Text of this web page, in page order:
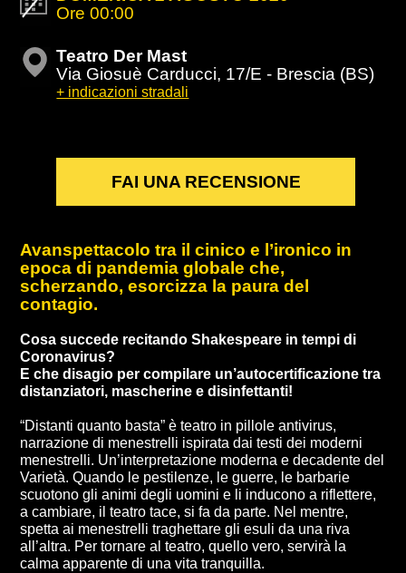
Ore 00:00
Teatro Der Mast
Via Giosuè Carducci, 17/E - Brescia (BS)
+ indicazioni stradali
FAI UNA RECENSIONE
Avanspettacolo tra il cinico e l’ironico in
epoca di pandemia globale che,
scherzando, esorcizza la paura del
contagio.
Cosa succede recitando Shakespeare in tempi di
Coronavirus?
E che disagio per compilare un’autocertificazione tra
distanziatori, mascherine e disinfettanti!
“Distanti quanto basta” è teatro in pillole antivirus,
narrazione di menestrelli ispirata dai testi dei moderni
menestrelli. Un’interpretazione moderna e decadente del
Varietà. Quando le pestilenze, le guerre, le barbarie
scuotono gli animi degli uomini e li inducono a riflettere,
a cambiare, il teatro tace, si fa da parte. Nel mentre,
spetta ai menestrelli traghettare gli esuli da una riva
all’altra. Per tornare al teatro, quello vero, servirà la
calma apparente di una vita tranquilla.